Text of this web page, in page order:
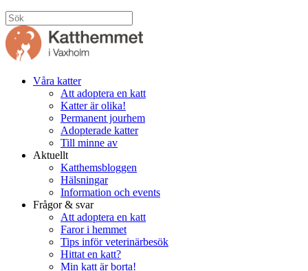
Våra katter
Att adoptera en katt
Katter är olika!
Permanent jourhem
Adopterade katter
Till minne av
Aktuellt
Katthemsbloggen
Hälsningar
Information och events
Frågor & svar
Att adoptera en katt
Faror i hemmet
Tips inför veterinärbesök
Hittat en katt?
Min katt är borta!